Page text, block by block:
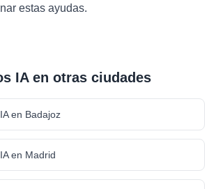
estas ayudas.
IAen otras ciudades
en Badajoz
en Madrid